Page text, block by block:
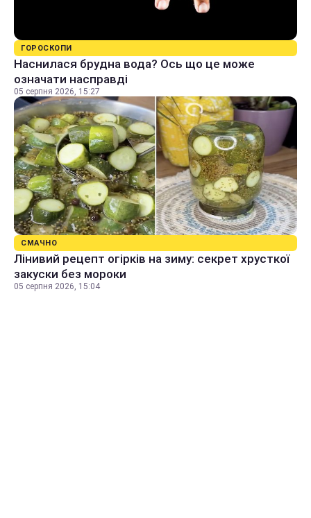
ГОРОСКОПИ
Наснилася брудна вода? Ось що це може
означати насправді
05 серпня 2026, 15:27
СМАЧНО
Лінивий рецепт огірків на зиму: секрет хрусткої
закуски без мороки
05 серпня 2026, 15:04